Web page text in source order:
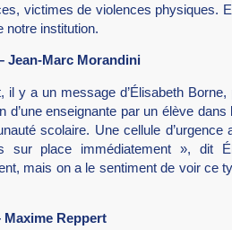
victimes de violences physiques.
notre institution.
Jean-Marc Morandini
il y a un message d’Élisabeth
d’une enseignante par un élève
scolaire. Une cellule
sur place immédiatement », dit
mais on a le sentiment de voir ce
Maxime Reppert